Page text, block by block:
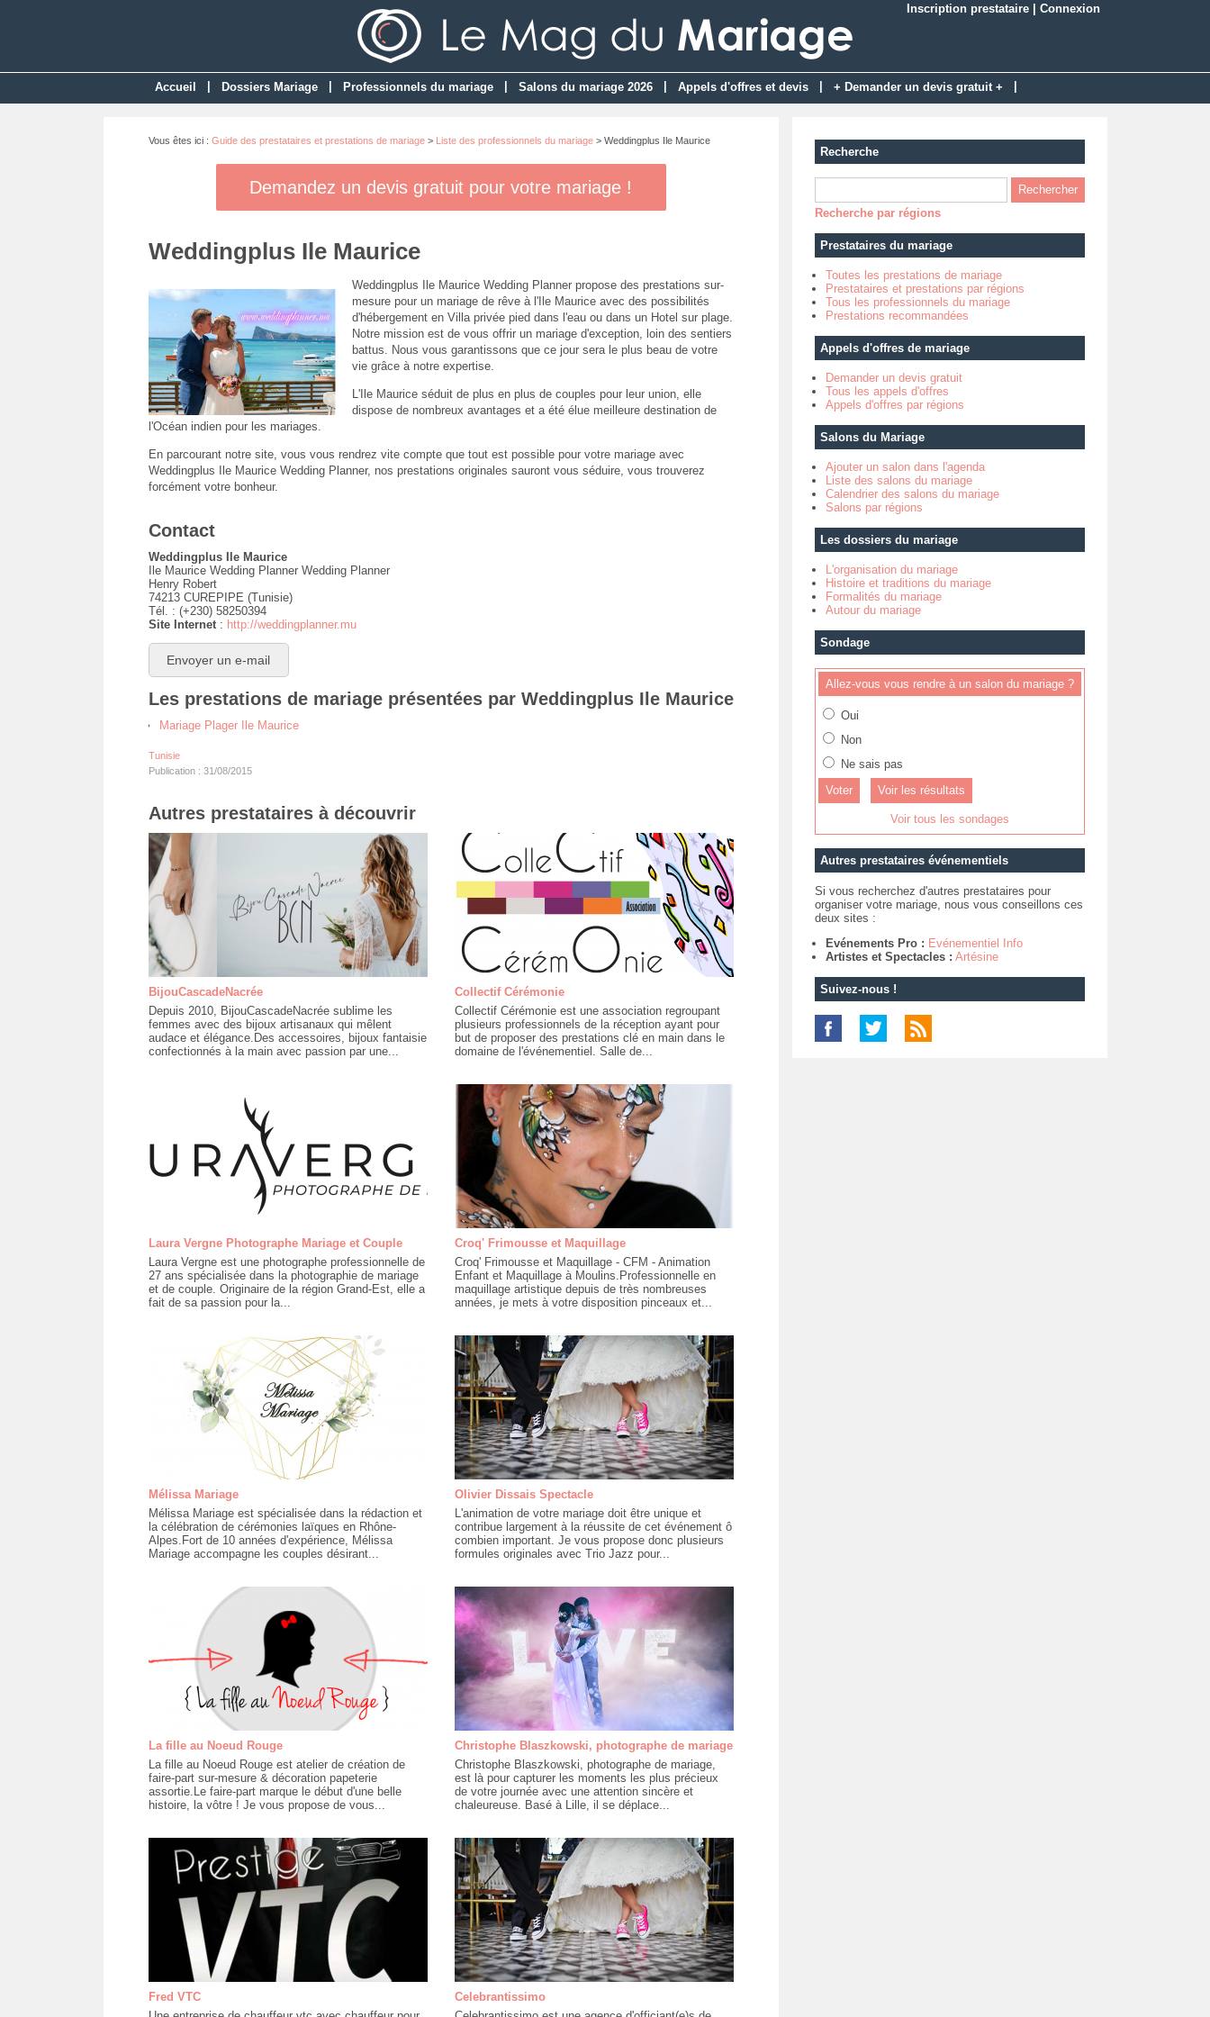
Inscription prestataire Connexion
Accueil Dossiers Mariage Professionnels du mariage Salons du mariage 2026 Appels d'offres et devis + Demander un devis gratuit +
Vous êtes ici : Guide des prestataires et prestations de mariage> Liste des professionnels du mariage> Weddingplus Ile Maurice
Demandez un devis gratuit pour votre mariage !
Weddingplus Ile Maurice
Weddingplus Ile Maurice Wedding Planner propose des prestations sur-
mesure pour un mariage de rêve à l'Ile Maurice avec des possibilités
d'hébergement en Villa privée pied dans l'eau ou dans un Hotel sur plage.
Notre mission est de vous offrir un mariage d'exception, loin des sentiers
battus. Nous vous garantissons que ce jour sera le plus beau de votre
vie grâce à notre expertise.
L'Ile Maurice séduit de plus en plus de couples pour leur union, elle
dispose de nombreux avantages et a été élue meilleure destination de
l'Océan indien pour les mariages.
En parcourant notre site, vous vous rendrez vite compte que tout est possible pour votre mariage avec
Weddingplus Ile Maurice Wedding Planner, nos prestations originales sauront vous séduire, vous trouverez
forcément votre bonheur.
Contact
Weddingplus Ile Maurice
Ile Maurice Wedding Planner Wedding Planner
Henry Robert
74213 CUREPIPE (Tunisie)
Tél. : (+230) 58250394
Site Internet: http://weddingplanner.mu
Envoyer un e-mail
Les prestations de mariage présentées par Weddingplus Ile Maurice
Mariage Plager Ile Maurice
Tunisie
Publication : 31/08/2015
Autres prestataires à découvrir
BijouCascadeNacrée
Depuis 2010, BijouCascadeNacrée sublime les
femmes avec des bijoux artisanaux qui mêlent
audace et élégance.Des accessoires, bijoux fantaisie
confectionnés à la main avec passion par une...
Collectif Cérémonie
Collectif Cérémonie est une association regroupant
plusieurs professionnels de la réception ayant pour
but de proposer des prestations clé en main dans le
domaine de l'événementiel. Salle de...
Laura Vergne Photographe Mariage et Couple
Laura Vergne est une photographe professionnelle de
27 ans spécialisée dans la photographie de mariage
et de couple. Originaire de la région Grand-Est, elle a
fait de sa passion pour la...
Croq' Frimousse et Maquillage
Croq' Frimousse et Maquillage - CFM - Animation
Enfant et Maquillage à Moulins.Professionnelle en
maquillage artistique depuis de très nombreuses
années, je mets à votre disposition pinceaux et...
Mélissa Mariage
Mélissa Mariage est spécialisée dans la rédaction et
la célébration de cérémonies laïques en Rhône-
Alpes.Fort de 10 années d'expérience, Mélissa
Mariage accompagne les couples désirant...
Olivier Dissais Spectacle
L'animation de votre mariage doit être unique et
contribue largement à la réussite de cet événement ô
combien important. Je vous propose donc plusieurs
formules originales avec Trio Jazz pour...
La fille au Noeud Rouge
La fille au Noeud Rouge est atelier de création de
faire-part sur-mesure & décoration papeterie
assortie.Le faire-part marque le début d'une belle
histoire, la vôtre ! Je vous propose de vous...
Christophe Blaszkowski, photographe de mariage
Christophe Blaszkowski, photographe de mariage,
est là pour capturer les moments les plus précieux
de votre journée avec une attention sincère et
chaleureuse. Basé à Lille, il se déplace...
Fred VTC
Celebrantissimo
Recherche
Recherche par régions
Prestataires du mariage
Toutes les prestations de mariage
Prestataires et prestations par régions
Tous les professionnels du mariage
Prestations recommandées
Appels d'offres de mariage
Demander un devis gratuit
Tous les appels d'offres
Appels d'offres par régions
Salons du Mariage
Ajouter un salon dans l'agenda
Liste des salons du mariage
Calendrier des salons du mariage
Salons par régions
Les dossiers du mariage
L'organisation du mariage
Histoire et traditions du mariage
Formalités du mariage
Autour du mariage
Sondage
Allez-vous vous rendre à un salon du mariage ?
Oui
Non
Ne sais pas
Voir les résultats
Voir tous les sondages
Autres prestataires événementiels
Si vous recherchez d'autres prestataires pour
organiser votre mariage, nous vous conseillons ces
deux sites :
Evénements Pro : Evénementiel Info
Artistes et Spectacles : Artésine
Suivez-nous !